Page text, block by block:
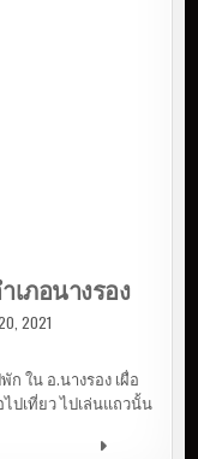
เภอนางรอง
2021
กลางๆ ในอำเภอ
ใน อ.นางรอง เผื่อ
ปเที่ยว ไปเล่นแถวนั้น
ภอนางรอง